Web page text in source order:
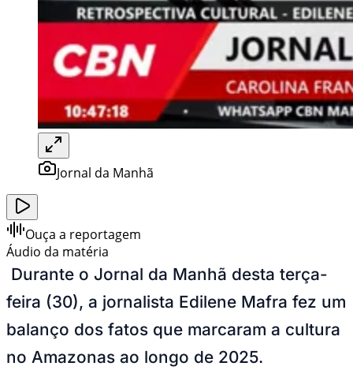
Jornal da Manhã
Ouça a reportagem
Áudio da matéria
Durante o Jornal da Manhã desta terça-
feira (30), a jornalista Edilene Mafra fez um
balanço dos fatos que marcaram a cultura
no Amazonas ao longo de 2025.